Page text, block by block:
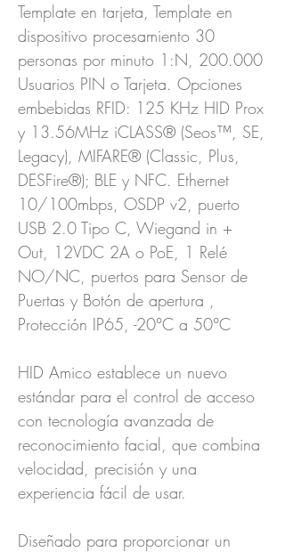
Template en tarjeta, Template en
dispositivo procesamiento 30
personas por minuto 1:N, 200.000
Usuarios PIN o Tarjeta. Opciones
embebidas RFID: 125 KHz HID Prox
y 13.56MHz iCLASS® (Seos™, SE,
Legacy), MIFARE® (Classic, Plus,
DESFire®); BLE y NFC. Ethernet
10/100mbps, OSDP v2, puerto
USB 2.0 Tipo C, Wiegand in +
Out, 12VDC 2A o PoE, 1 Relé
NO/NC, puertos para Sensor de
Puertas y Botón de apertura ,
Protección IP65, -20°C a 50°C
HID Amico establece un nuevo
estándar para el control de acceso
con tecnología avanzada de
reconocimiento facial, que combina
velocidad, precisión y una
experiencia fácil de usar.
Diseñado para proporcionar un